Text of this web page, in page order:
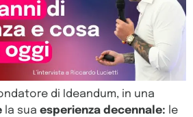
di Ideandum, in una
la sua esperienza decennale: le